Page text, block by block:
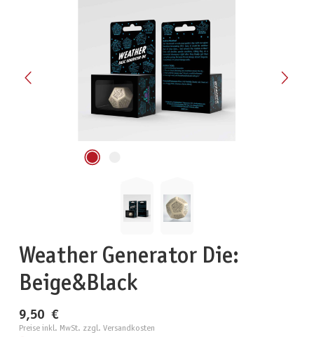
Weather Generator Die:
Beige&Black
9,50 €
Preise inkl. MwSt. zzgl. Versandkosten